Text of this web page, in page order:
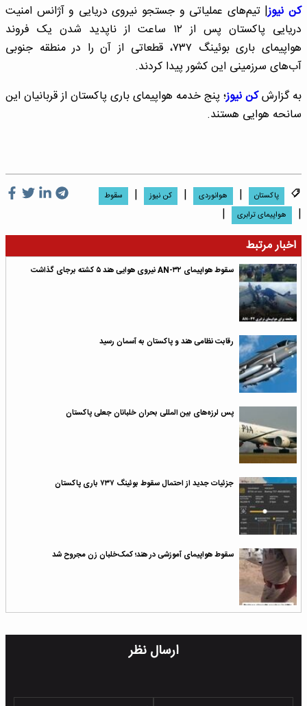
کن نیوز| تیم‌های عملیاتی و جستجو نیروی دریایی و آژانس امنیت
دریایی پاکستان پس از ۱۲ ساعت از ناپدید شدن یک فروند
هواپیمای باری بوئینگ ۷۳۷، قطعاتی از آن را در منطقه جنوبی
آب‌های سرزمینی این کشور پیدا کردند.
به گزارشکن نیوز؛ پنج‌ خدمه هواپیمای باری پاکستان از قربانیان این
سانحه هوایی هستند.
پاکستان | هوانوردی | کن نیوز | سقوط
| هواپیمای ترابری
|
اخبار مرتبط
سقوط هواپیمای AN-۳۲ نیروی هوایی هند ۵ کشته برجای گذاشت
رقابت نظامی هند و پاکستان به آسمان رسید
پس لرزه‌های بین المللی بحران خلبانان جعلی پاکستان
جزئیات جدید از احتمال سقوط بوئینگ ۷۳۷ باری پاکستان
سقوط هواپیمای آموزشی در هند؛ کمک‌خلبان زن مجروح شد
ارسال نظر